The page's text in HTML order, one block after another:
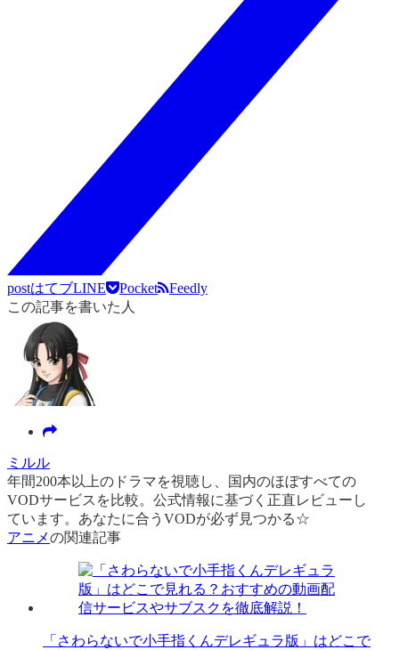
postはてブLINE Pocket
Feedly
この記事を書いた人
ミルル
年間200本以上のドラマを視聴し、国内のほぼすべての
VODサービスを比較。公式情報に基づく正直レビューし
ています。あなたに合うVODが必ず見つかる☆
アニメの関連記事
「さわらないで小手指くんデレギュラ版」はどこで